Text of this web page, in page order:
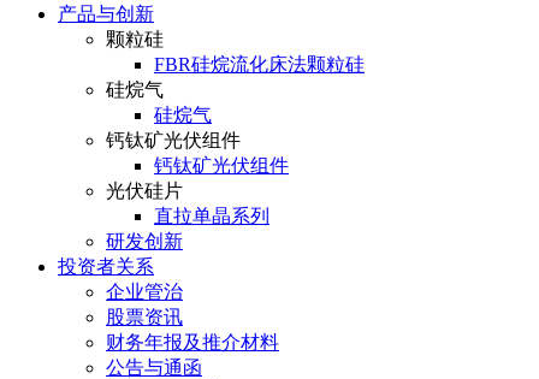
产品与创新
颗粒硅
FBR硅烷流化床法颗粒硅
硅烷气
硅烷气
钙钛矿光伏组件
钙钛矿光伏组件
光伏硅片
直拉单晶系列
研发创新
投资者关系
企业管治
股票资讯
财务年报及推介材料
公告与通函